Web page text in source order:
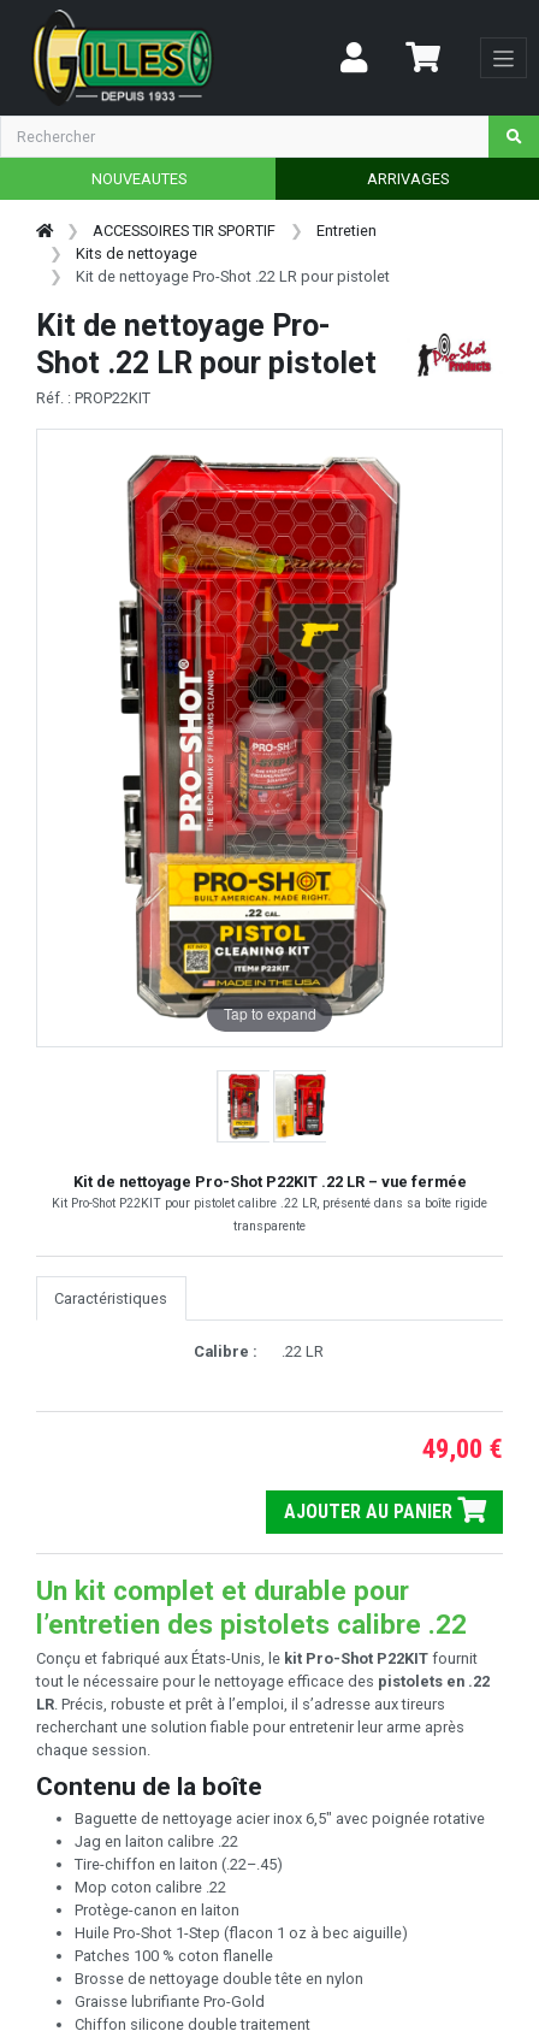
NOUVEAUTES ARRIVAGES
ACCESSOIRES TIR SPORTIF
Entretien
Kits de nettoyage
Kit de nettoyage Pro-Shot .22 LR pour pistolet
Kit de nettoyage Pro-
Shot .22 LR pour pistolet
Réf. : PROP22KIT
Tap to expand
Kit de nettoyage Pro-Shot P22KIT .22 LR – vue fermée
Kit Pro-Shot P22KIT pour pistolet calibre .22 LR, présenté dans sa boîte rigide
transparente
Caractéristiques
Calibre : .22 LR
49,00 €
AJOUTER AU PANIER
Un kit complet et durable pour
l’entretien des pistolets calibre .22
Conçu et fabriqué aux États-Unis, le kit Pro-Shot P22KIT fournit
tout le nécessaire pour le nettoyage efficace des pistolets en .22
LR . Précis, robuste et prêt à l’emploi, il s’adresse aux tireurs
recherchant une solution fiable pour entretenir leur arme après
chaque session.
Contenu de la boîte
Baguette de nettoyage acier inox 6,5" avec poignée rotative
Jag en laiton calibre .22
Tire-chiffon en laiton (.22–.45)
Mop coton calibre .22
Protège-canon en laiton
Huile Pro-Shot 1-Step (flacon 1 oz à bec aiguille)
Patches 100 % coton flanelle
Brosse de nettoyage double tête en nylon
Graisse lubrifiante Pro-Gold
Chiffon silicone double traitement